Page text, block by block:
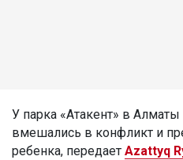
У парка «Атакент» в
вмешались в конфликт и
ребенка, передает Azattyq